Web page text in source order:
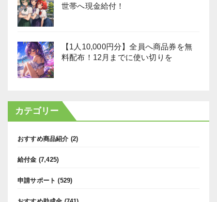
世帯へ現金給付！
【1人10,000円分】全員へ商品券を無
料配布！12月までに使い切りを
カテゴリー
おすすめ商品紹介 (2)
給付金 (7,425)
申請サポート (529)